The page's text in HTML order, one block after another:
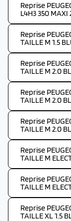
Reprise
L4H3 350 MAXI
Reprise
TAILLE M 1.5
Reprise
TAILLE M 2.0
Reprise
TAILLE M 2.0
Reprise
TAILLE M 2.0
Reprise
TAILLE M
Reprise
TAILLE M
Reprise
TAILLE XL 1.5